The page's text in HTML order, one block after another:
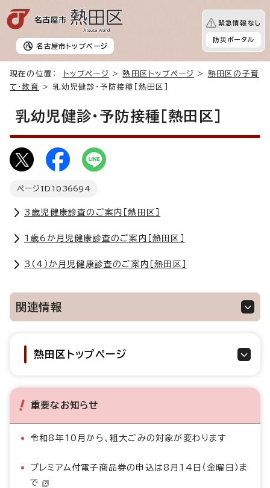
名古屋市 トップページ
緊急情報なし
防災ポータル
現在の位置： トップページ >熱田区トップページ > 熱田区の子育
て・教育
> 乳幼児健診・予防接種［熱田区］
乳幼児健診・予防接種［熱田区］
ページID 1036694
3歳児健康診査のご案内［熱田区］
1歳6か月児健康診査のご案内［熱田区］
3（4）か月児健康診査のご案内［熱田区］
関連情報
熱田区トップページ
重要なお知らせ
令和8年10月から、粗大ごみの対象が変わります
プレミアム付電子商品券の申込は8月14日（金曜日）ま
で